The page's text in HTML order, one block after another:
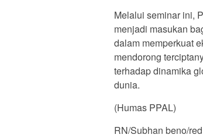
Melalui seminar ini,
menjadi masukan
dalam memperkuat
mendorong
terhadap dinamika
dunia.
(Humas PPAL)
RN/Subhan beno/red